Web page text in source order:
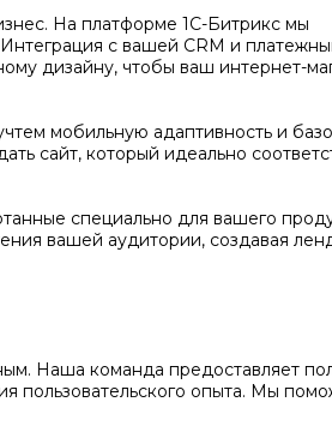
На платформе 1С-Битрикс мы
с вашей CRM и
дизайну, чтобы ваш интернет-
мобильную адаптивность и
сайт, который идеально
специально для вашего
вашей аудитории, создавая
Наша команда предоставляет
пользовательского опыта. Мы